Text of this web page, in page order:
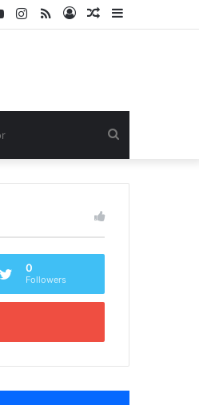
Random
Log
RSS
Instagram
YouTube
for
0
Followers